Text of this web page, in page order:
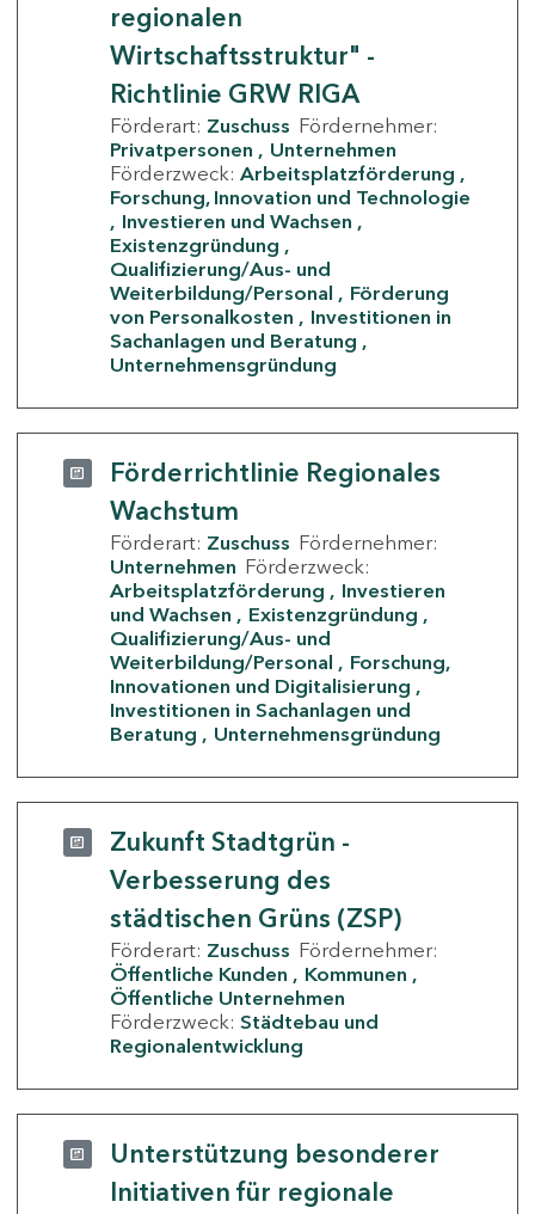
regionalen
Wirtschaftsstruktur" -
Richtlinie GRW RIGA
Förderart: Zuschuss Fördernehmer:
Privatpersonen
Unternehmen
Förderzweck: Arbeitsplatzförderung
Forschung, Innovation und Technologie
Investieren und Wachsen
Existenzgründung
Qualifizierung/Aus- und
Weiterbildung/Personal
Förderung
von Personalkosten
Investitionen in
Sachanlagen und Beratung
Unternehmensgründung
Förderrichtlinie Regionales
Wachstum
Förderart: Zuschuss Fördernehmer:
Unternehmen Förderzweck:
Arbeitsplatzförderung
Investieren
und Wachsen
Existenzgründung
Qualifizierung/Aus- und
Weiterbildung/Personal
Forschung,
Innovationen und Digitalisierung
Investitionen in Sachanlagen und
Beratung
Unternehmensgründung
Zukunft Stadtgrün -
Verbesserung des
städtischen Grüns (ZSP)
Förderart: Zuschuss Fördernehmer:
Öffentliche Kunden
Kommunen
Öffentliche Unternehmen
Förderzweck: Städtebau und
Regionalentwicklung
Unterstützung besonderer
Initiativen für regionale